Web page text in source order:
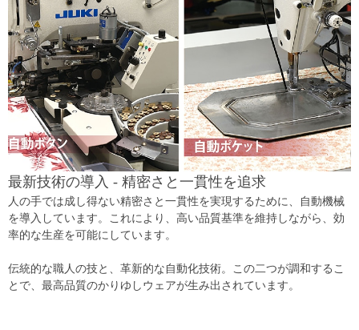
最新技術の導入 - 精密さと一貫性を追求
人の手では成し得ない精密さと一貫性を実現するために、自動機械
を導入しています。これにより、高い品質基準を維持しながら、効
率的な生産を可能にしています。
伝統的な職人の技と、革新的な自動化技術。この二つが調和するこ
とで、最高品質のかりゆしウェアが生み出されています。